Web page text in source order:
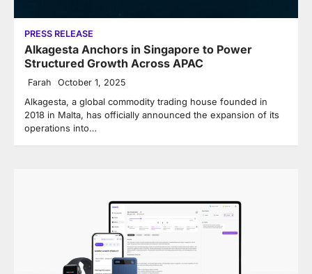
PRESS RELEASE
Alkagesta Anchors in Singapore to Power
Structured Growth Across APAC
Farah October 1, 2025
Alkagesta, a global commodity trading house founded in
2018 in Malta, has officially announced the expansion of its
operations into…